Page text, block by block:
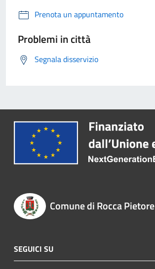
Prenota un appuntamento
Problemi in città
Segnala disservizio
Comune di Rocca Pietore
SEGUICI SU